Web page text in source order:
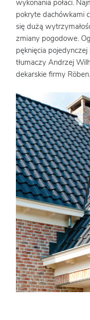
wykonania połaci.
pokryte dachówkami
się dużą
zmiany pogodowe.
pęknięcia
tłumaczy Andrzej
dekarskie firmy Röben.